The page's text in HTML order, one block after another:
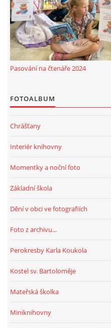
Pasování na čtenáře 2024
FOTOALBUM
Chrášťany
Interiér knihovny
Momentky a noční foto
Základní škola
Dění v obci ve fotografiích
Foto z archivu...
Perokresby Karla Koukola
Kostel sv. Bartoloměje
Mateřská školka
Miniknihovny